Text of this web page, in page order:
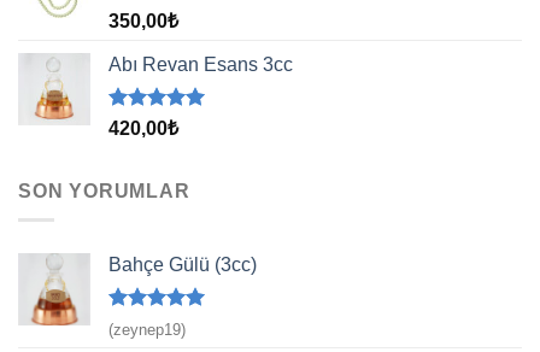
5 üzerinden
oy
aldı
350,00₺
Abı Revan Esans 3cc
5 üzerinden
oy
420,00₺
SON YORUMLAR
Bahçe Gülü (3cc)
5 üzerinden
5
oy aldı
(zeynep19)